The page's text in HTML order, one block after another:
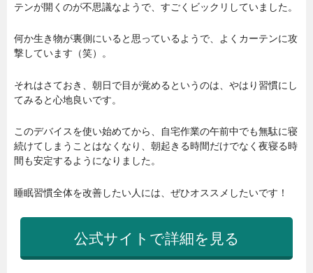
テンが開くのが不思議なようで、すごくビックリしていました。
何か生き物が裏側にいると思っているようで、よくカーテンに攻
撃しています（笑）。
それはさておき、朝日で目が覚めるというのは、やはり習慣にし
てみると心地良いです。
このデバイスを使い始めてから、自宅作業の午前中でも無駄に寝
続けてしまうことはなくなり、朝起きる時間だけでなく夜寝る時
間も安定するようになりました。
睡眠習慣全体を改善したい人には、ぜひオススメしたいです！
公式サイトで詳細を見る